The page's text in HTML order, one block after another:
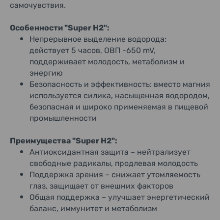
самочувствия.
Особенности "Super H2":
Непрерывное выделение водорода:
действует 5 часов, ОВП -650 mV,
поддерживает молодость, метаболизм и
энергию
Безопасность и эффективность: вместо магния
используется силика, насыщенная водородом,
безопасная и широко применяемая в пищевой
промышленности
Преимущества "Super H2":
Антиоксидантная защита – нейтрализует
свободные радикалы, продлевая молодость
Поддержка зрения – снижает утомляемость
глаз, защищает от внешних факторов
Общая поддержка – улучшает энергетический
баланс, иммунитет и метаболизм